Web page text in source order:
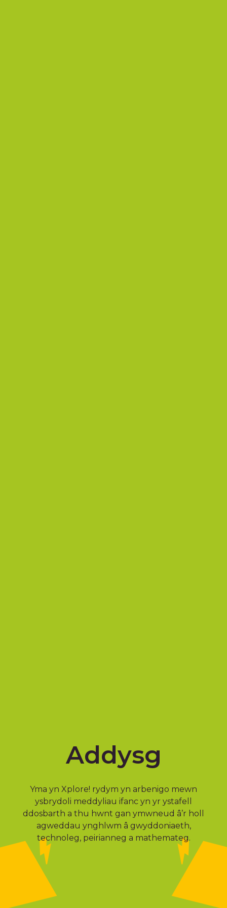
Addysg
Yma yn Xplore! rydym yn arbenigo mewn
ysbrydoli meddyliau ifanc yn yr ystafell
ddosbarth a thu hwnt gan ymwneud â’r holl
agweddau ynghlwm â gwyddoniaeth,
technoleg, peirianneg a mathemateg.